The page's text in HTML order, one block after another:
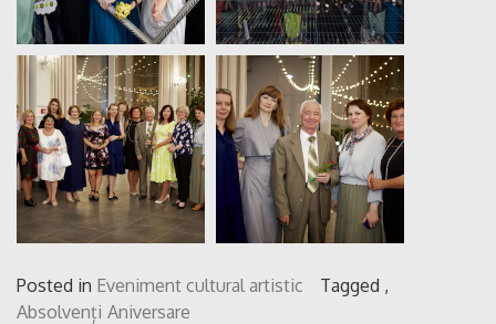
Posted in Eveniment cultural artistic
Tagged ,
Absolvenți Aniversare